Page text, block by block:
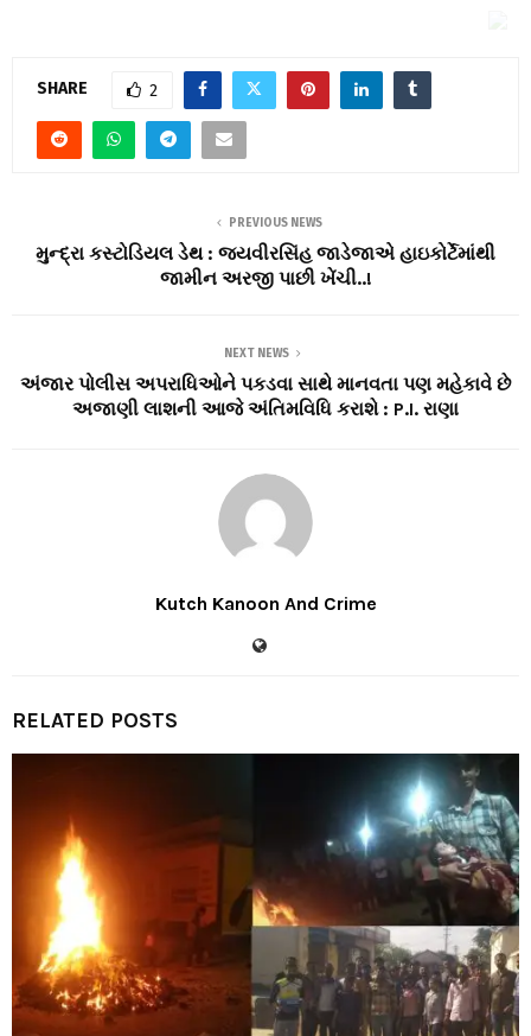
SHARE 2
PREVIOUS NEWS
મુન્દ્રા કસ્ટોડિયલ ડેથ : જયવીરસિંહ જાડેજાએ હાઇકોર્ટેમાંથી
જામીન અરજી પાછી ખેંચી..!
NEXT NEWS
અંજાર પોલીસ અપરાધિઓને પકડવા સાથે માનવતા પણ મહેકાવે છે
અજાણી લાશની આજે અંતિમવિધિ કરાશે : P.I. રાણા
Kutch Kanoon And Crime
RELATED POSTS